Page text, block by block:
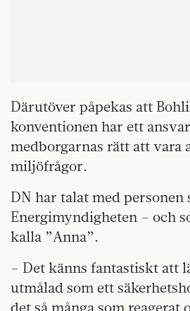
Därutöver påpekas att
konventionen har ett
medborgarnas rätt att vara
miljöfrågor.
DN har talat med personen
Energimyndigheten – och
kalla ”Anna”.
– Det känns fantastiskt att
utmålad som ett
det så många som reagerat